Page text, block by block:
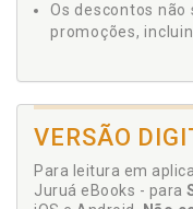
Os descontos
promoções,
VERSÃO
Para leitura em
Juruá eBooks - para